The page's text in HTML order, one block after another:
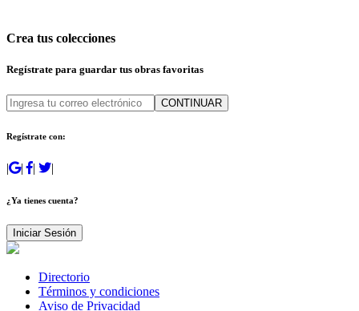
Crea tus colecciones
Regístrate para guardar tus obras favoritas
CONTINUAR
Regístrate con:
| | | |
¿Ya tienes cuenta?
Iniciar Sesión
Directorio
Términos y condiciones
Aviso de Privacidad